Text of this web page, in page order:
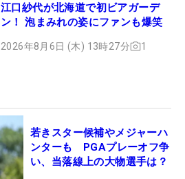
江口紗代が北海道で初ビアガーデ
ン！ 泡まみれの姿にファンも爆笑
2026年8月6日 (木) 13時27分 1
若きスター候補やメジャーハ
ンターも PGAプレーオフ争
い、当落線上の大物選手は？